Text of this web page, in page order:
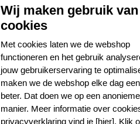
Wij maken gebruik van
cookies
Met cookies laten we de webshop
functioneren en het gebruik
jouw gebruikerservaring te
maken we de webshop elke dag
beter. Dat doen we op een anonieme
manier. Meer informatie over
privacyverklaring vind je [hier]. Klik